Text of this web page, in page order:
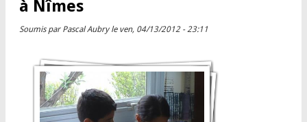
à Nîmes
Soumis par Pascal Aubryle ven, 04/13/2012 - 23:11